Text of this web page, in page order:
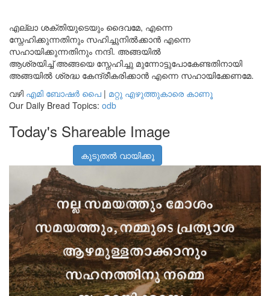
എല്ലാ ശക്തിയുടെയും ദൈവമേ, എന്നെ
സ്നേഹിക്കുന്നതിനും സഹിച്ചുനിൽക്കാൻ എന്നെ
സഹായിക്കുന്നതിനും നന്ദി. അങ്ങയിൽ
ആശ്രയിച്ച് അങ്ങയെ സ്നേഹിച്ചു മുന്നോട്ടുപോകേണ്ടതിനായി
അങ്ങയിൽ ശ്രദ്ധ കേന്ദ്രീകരിക്കാൻ എന്നെ സഹായിക്കേണമേ.
വഴി എമി ബോഷര്‍ പൈ | മറ്റു എഴുത്തുകാരെ കാണൂ
Our Daily Bread Topics: odb
Today's Shareable Image
കൂടുതൽ വായിക്കൂ